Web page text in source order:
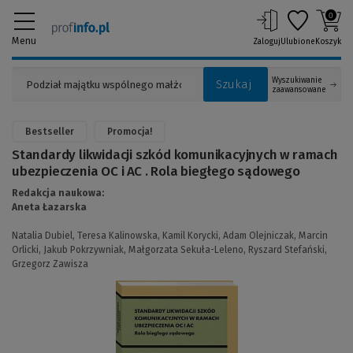
Menu
Szukaj
Wyszukiwanie
zaawansowane
ZalogujUlubione
0
Koszyk
Bestseller Promocja!
(Link
Standardy likwidacji szkód komunikacyjnych w ramach
ubezpieczenia OC i AC . Rola biegłego sądowego
Redakcja naukowa:
Aneta Łazarska
Natalia Dubiel, Teresa Kalinowska, Kamil Korycki, Adam Olejniczak, Marcin
Orlicki,
Jakub Pokrzywniak, Małgorzata Sekuła-Leleno, Ryszard Stefański,
Grzegorz Zawisza